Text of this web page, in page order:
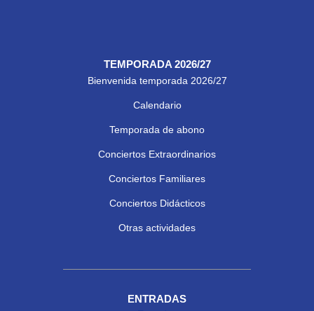
TEMPORADA 2026/27
Bienvenida temporada 2026/27
Calendario
Temporada de abono
Conciertos Extraordinarios
Conciertos Familiares
Conciertos Didácticos
Otras actividades
ENTRADAS